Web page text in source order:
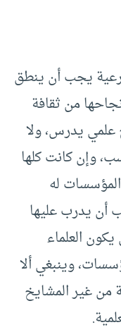
يجب أن ينطق
من ثقافة
علمي يدرس، ولا
وإن كانت كلها
له
أن يدرب عليها
العلماء
وينبغي ألا
من غير المشايخ